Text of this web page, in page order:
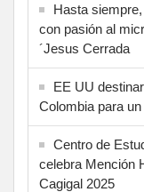
Hasta
con pasión al
´Jesus Cerrada
EE UU
Colombia para
Centro de
celebra Mención
Cagigal 2025